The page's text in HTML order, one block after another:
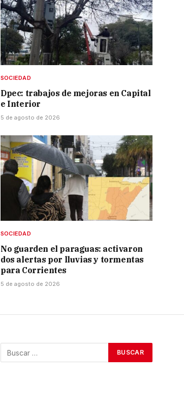
SOCIEDAD
Dpec: trabajos de mejoras en Capital
e Interior
5 de agosto de 2026
SOCIEDAD
No guarden el paraguas: activaron
dos alertas por lluvias y tormentas
para Corrientes
5 de agosto de 2026